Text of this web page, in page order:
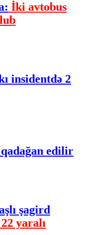
İki avtobus
insidentdə 2
qadağan edilir
şagird
yaralı